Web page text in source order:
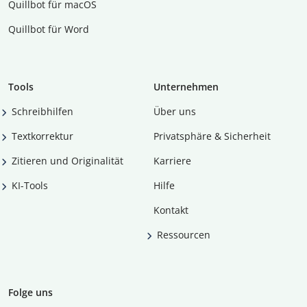
Quillbot für macOS
Quillbot für Word
Tools
Schreibhilfen
Textkorrektur
Zitieren und Originalität
KI-Tools
Unternehmen
Über uns
Privatsphäre & Sicherheit
Karriere
Hilfe
Kontakt
Ressourcen
Folge uns